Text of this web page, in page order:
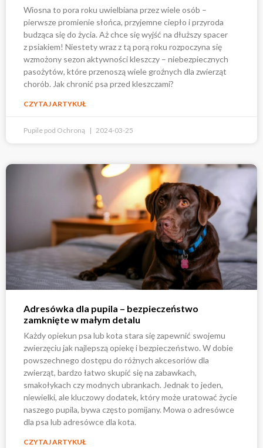
Wiosna to pora roku uwielbiana przez wiele osób –
pierwsze promienie słońca, przyjemne ciepło i przyroda
budząca się do życia. Aż chce się wyjść na dłuższy spacer
z psiakiem! Niestety wraz z tą porą roku rozpoczyna się
wzmożony sezon aktywności kleszczy – niebezpiecznych
pasożytów, które przenoszą wiele groźnych dla zwierząt
chorób. Jak chronić psa przed kleszczami?
CZYTAJ ARTYKUŁ
Pupile pod Ochroną 2024-03-25
Adresówka dla pupila – bezpieczeństwo
zamknięte w małym detalu
Każdy opiekun psa lub kota stara się zapewnić swojemu
zwierzęciu jak najlepszą opiekę i bezpieczeństwo. W dobie
powszechnego dostępu do różnych akcesoriów dla
zwierząt, bardzo łatwo skupić się na zabawkach,
smakołykach czy modnych ubrankach. Jednak to jeden,
niewielki, ale kluczowy dodatek, który może uratować życie
naszego pupila, bywa często pomijany. Mowa o adresówce
dla psa lub adresówce dla kota.
CZYTAJ ARTYKUŁ